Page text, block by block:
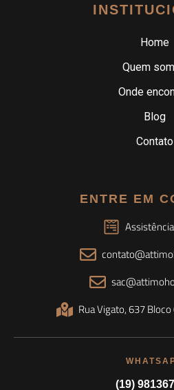
Home
Quem
Onde
Blog
Contato
ENTRE EM
Rua Vigato, 637
(19)